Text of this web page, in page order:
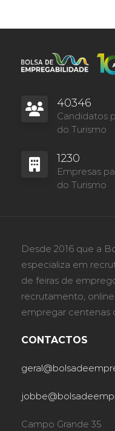
40346
Candidatos
do Turismo
1230
Empresas
do Turismo
Desde 2016 que a
especializa em
de feiras de
recrutamento,
empregar centenas
CONTACTOS
Campo Grande 35